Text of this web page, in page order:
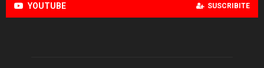
YOUTUBE SUSCRIBITE